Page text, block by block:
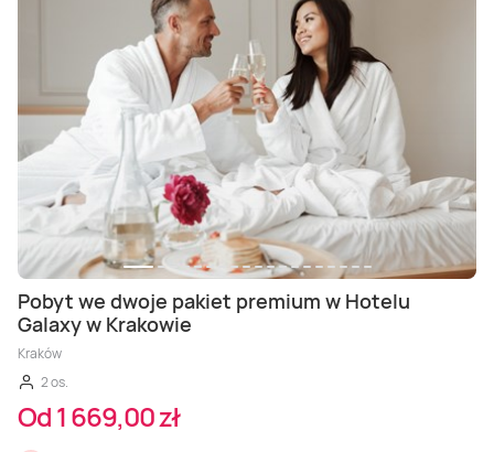
Pobyt we dwoje pakiet premium w Hotelu
Galaxy w Krakowie
Kraków
2 os.
Od 1 669,00 zł